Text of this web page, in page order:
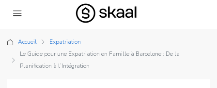
Accueil
Expatriation
Le Guide pour une Expatriation en Famille à Barcelone : De la
Planification à l’Intégration